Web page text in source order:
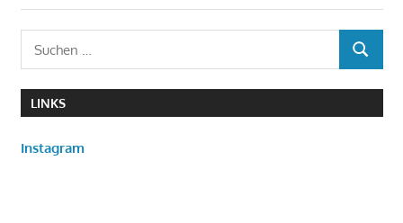
SUCHEN
LINKS
Instagram